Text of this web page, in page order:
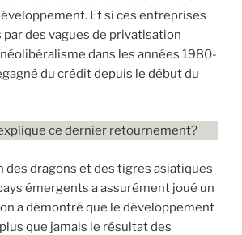
Et si ces entreprises
des vagues de privatisation
dans les années 1980-
du crédit depuis le début du
ce dernier retournement?
des dragons et des tigres asiatiques
émergents a assurément joué un
a démontré que le développement
que jamais le résultat des